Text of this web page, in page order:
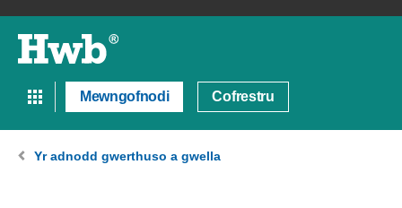
Mewngofnodi Cofrestru
Yr adnodd gwerthuso a gwella